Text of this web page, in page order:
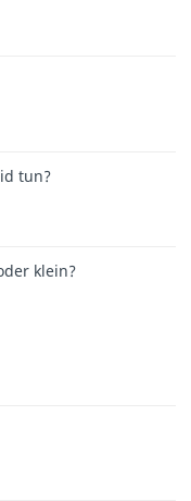
tun?
klein?